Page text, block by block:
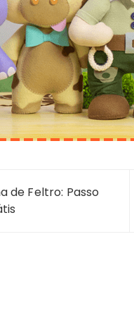
de Feltro: Passo